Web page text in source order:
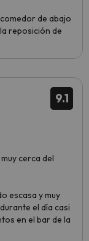
de abajo
reposición de
9.1
cerca del
escasa y muy
el día casi
en el bar de la